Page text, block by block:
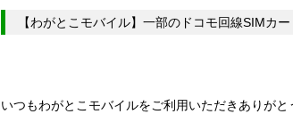
【わがとこモバイル】一部のドコモ回線SIMカ
いつもわがとこモバイルをご利用いただきありがと